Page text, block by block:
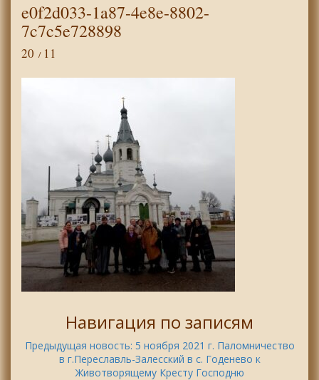
e0f2d033-1a87-4e8e-8802-
7c7c5e728898
20 11
Навигация по записям
Предыдущая новость: 5 ноября 2021 г. Паломничество
в г.Переславль-Залесский в с. Годенево к
Животворящему Кресту Господню